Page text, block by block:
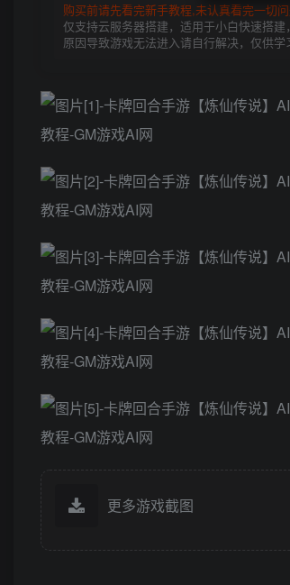
购买前请先看完新手教程,未认真看完一切
仅支持云服务器搭建，适用于小白快速搭
原因导致游戏无法进入请自行解决，仅供学
更多游戏截图